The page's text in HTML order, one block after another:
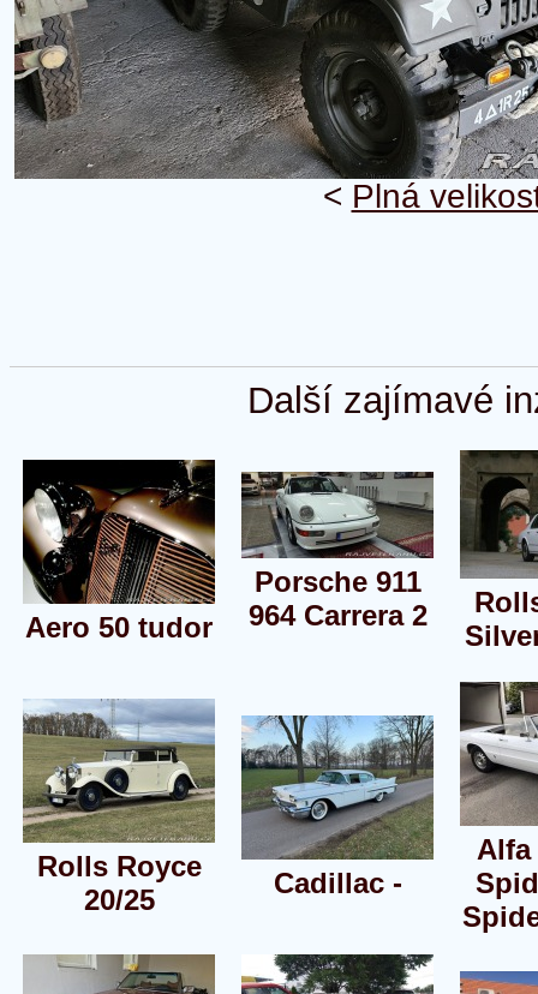
< Plná
Další zajímavé
Aero 50 tudor
Porsche 911
964 Carrera 2
Rolls Royce
20/25
Cadillac -
Alfa